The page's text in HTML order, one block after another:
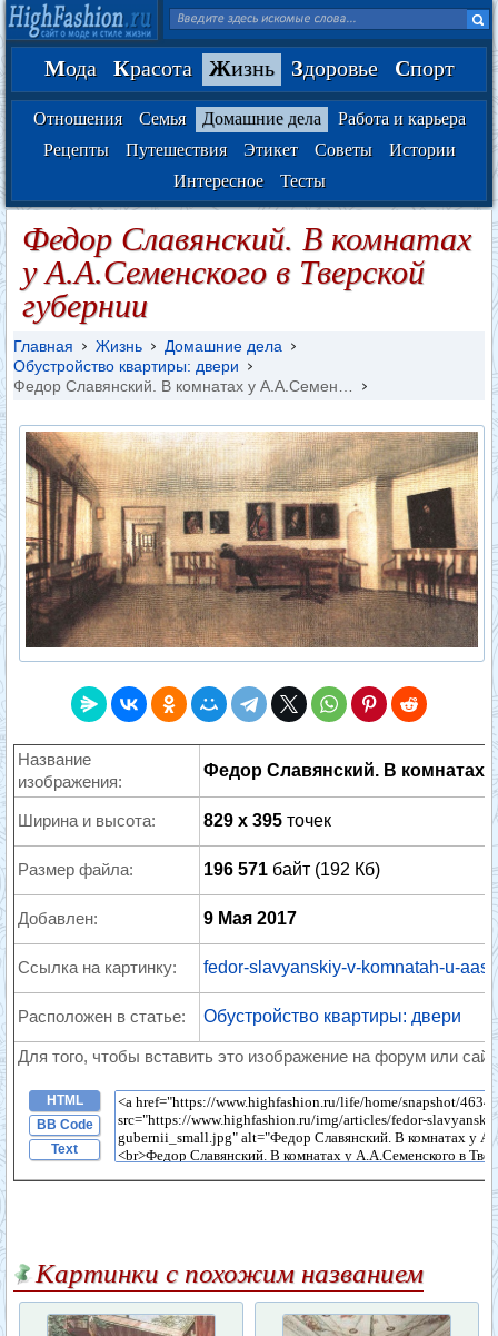
Мода Красота Жизнь Здоровье Спорт
Отношения Семья Домашние дела
Работа и карьера
Рецепты
Путешествия Этикет Советы
Истории
Интересное
Тесты
Федор Славянский. В комнатах
у А.А.Семенского в Тверской
губернии
Главная Жизнь
Домашние дела
Обустройство квартиры: двери
Федор Славянский. В комнатах у А.А.Семен…
Название
изображения:
Федор Славянский. В комнатах
Ширина и высота: 829 x 395 точек
Размер файла: 196 571 байт (192 Кб)
Добавлен: 9 Мая 2017
Ссылка на картинку: fedor-slavyanskiy-v-komnatah-u-
Расположен в статье: Обустройство квартиры: двери
Для того, чтобы вставить это изображение на форум или
HTML
BB Code
Text
Картинки с похожим названием